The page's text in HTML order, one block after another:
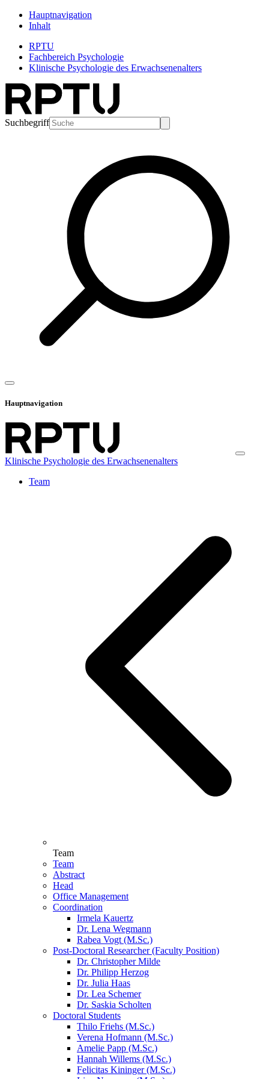
Hauptnavigation
Inhalt
RPTU
Fachbereich Psychologie
Klinische Psychologie des Erwachsenenalters
Suchbegriff
Hauptnavigation
Klinische Psychologie des Erwachsenenalters
Team
Team
Team
Abstract
Head
Office Management
Coordination
Irmela Kauertz
Dr. Lena Wegmann
Rabea Vogt (M.Sc.)
Post-Doctoral Researcher (Faculty Position)
Dr. Christopher Milde
Dr. Philipp Herzog
Dr. Julia Haas
Dr. Lea Schemer
Dr. Saskia Scholten
Doctoral Students
Thilo Friehs (M.Sc.)
Verena Hofmann (M.Sc.)
Amelie Papp (M.Sc.)
Hannah Willems (M.Sc.)
Felicitas Kininger (M.Sc.)